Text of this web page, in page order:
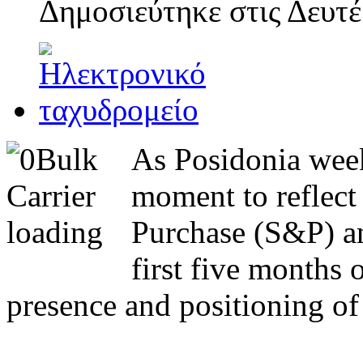
Δημοσιεύτηκε στις
As Posidonia
moment to
Purchase (S&P)
first five months
presence and positioning